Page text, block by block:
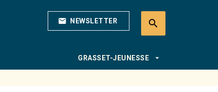
mail NEWSLETTER search
GRASSET-JEUNESSE arrow_drop_down